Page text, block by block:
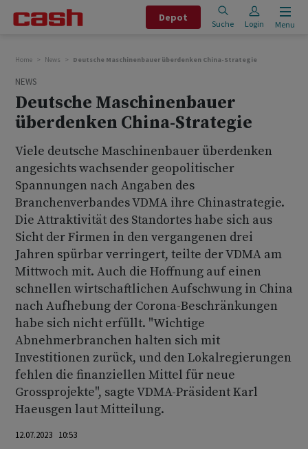
Depot
Suche Login Menu
Home News Deutsche Maschinenbauer überdenken China-Strategie
NEWS
Deutsche Maschinenbauer
überdenken China-Strategie
Viele deutsche Maschinenbauer überdenken
angesichts wachsender geopolitischer
Spannungen nach Angaben des
Branchenverbandes VDMA ihre Chinastrategie.
Die Attraktivität des Standortes habe sich aus
Sicht der Firmen in den vergangenen drei
Jahren spürbar verringert, teilte der VDMA am
Mittwoch mit. Auch die Hoffnung auf einen
schnellen wirtschaftlichen Aufschwung in China
nach Aufhebung der Corona-Beschränkungen
habe sich nicht erfüllt. "Wichtige
Abnehmerbranchen halten sich mit
Investitionen zurück, und den Lokalregierungen
fehlen die finanziellen Mittel für neue
Grossprojekte", sagte VDMA-Präsident Karl
Haeusgen laut Mitteilung.
12.07.2023 10:53